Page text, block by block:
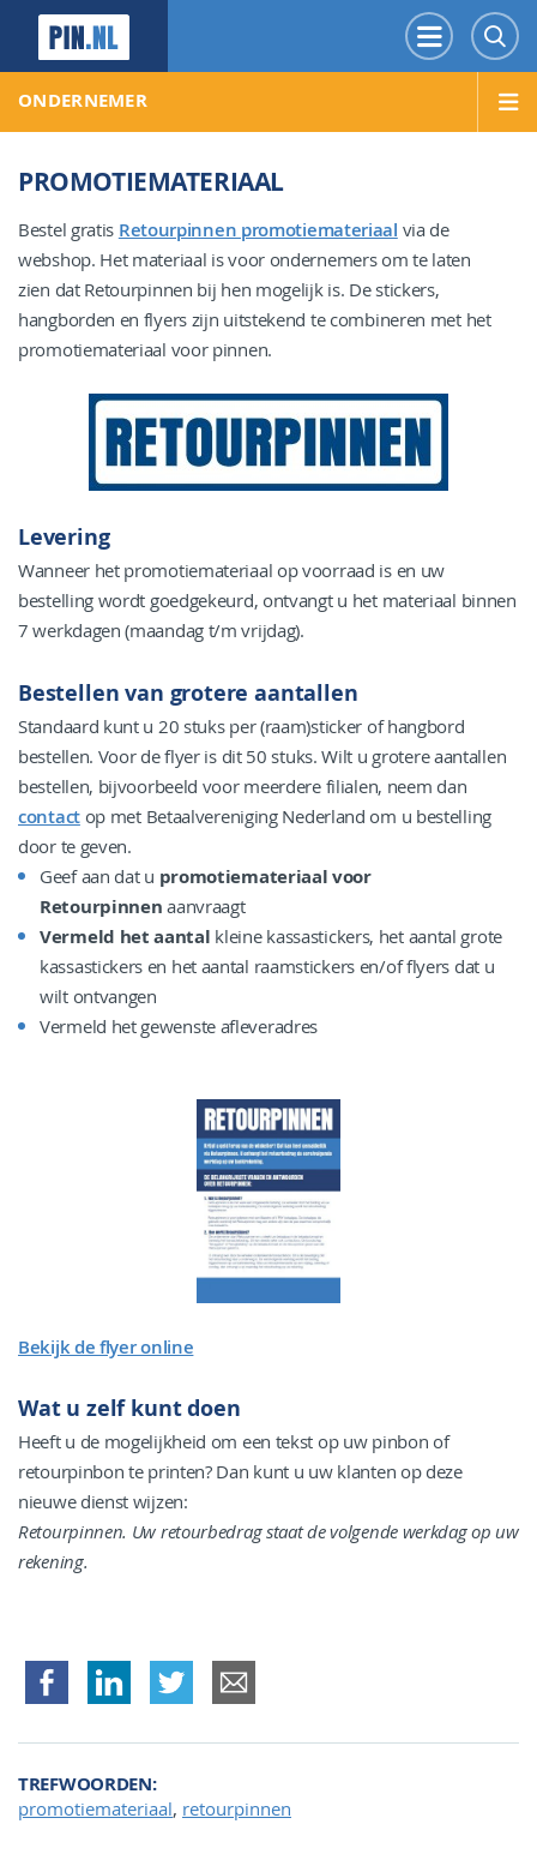
Menu
ONDERNEMER
PROMOTIEMATERIAAL
Bestel gratis Retourpinnen promotiemateriaal via de
webshop. Het materiaal is voor ondernemers om te laten
zien dat Retourpinnen bij hen mogelijk is. De stickers,
hangborden en flyers zijn uitstekend te combineren met het
promotiemateriaal voor pinnen.
Levering
Wanneer het promotiemateriaal op voorraad is en uw
bestelling wordt goedgekeurd, ontvangt u het materiaal binnen
7 werkdagen (maandag t/m vrijdag).
Bestellen van grotere aantallen
Standaard kunt u 20 stuks per (raam)sticker of hangbord
bestellen. Voor de flyer is dit 50 stuks. Wilt u grotere aantallen
bestellen, bijvoorbeeld voor meerdere filialen, neem dan
contactop met Betaalvereniging Nederland om u bestelling
door te geven.
Geef aan dat u promotiemateriaal voor
Retourpinnen aanvraagt
Vermeld het aantal kleine kassastickers, het aantal grote
kassastickers en het aantal raamstickers en/of flyers dat u
wilt ontvangen
Vermeld het gewenste afleveradres
Bekijk de flyer online
Wat u zelf kunt doen
Heeft u de mogelijkheid om een tekst op uw pinbon of
retourpinbon te printen? Dan kunt u uw klanten op deze
nieuwe dienst wijzen:
Retourpinnen. Uw retourbedrag staat de volgende werkdag op uw
rekening.
TREFWOORDEN
promotiemateriaal, retourpinnen